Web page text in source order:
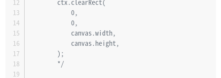
            0,
            0,
            canvas.width,
            canvas.height,
        );
        */